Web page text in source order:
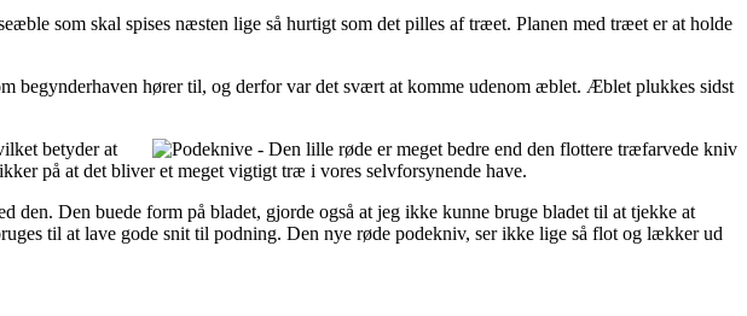
som skal spises næsten lige så hurtigt som det pilles af træet. Planen med træet er at holde
begynderhaven hører til, og derfor var det svært at komme udenom æblet. Æblet plukkes sidst
betyder at
på at det bliver et meget vigtigt træ i vores selvforsynende have.
Den buede form på bladet, gjorde også at jeg ikke kunne bruge bladet til at tjekke at
til at lave gode snit til podning. Den nye røde podekniv, ser ikke lige så flot og lækker ud